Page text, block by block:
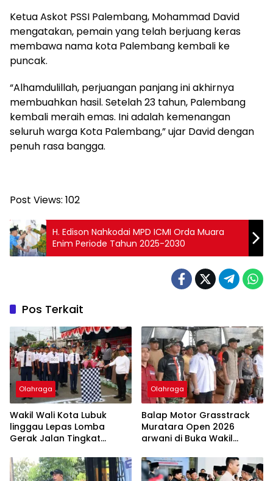
Ketua Askot PSSI Palembang, Mohammad David
mengatakan, pemain yang telah berjuang keras
membawa nama kota Palembang kembali ke
puncak.
“Alhamdulillah, perjuangan panjang ini akhirnya
membuahkan hasil. Setelah 23 tahun, Palembang
kembali meraih emas. Ini adalah kemenangan
seluruh warga Kota Palembang,” ujar David dengan
penuh rasa bangga.
Post Views: 102
H. Edison Nahkodai MPD ICMI Orda Muara
Enim Periode Tahun 2025-2030
Pos Terkait
Olahraga
Wakil Wali Kota Lubuk
linggau Lepas Lomba
Gerak Jalan Tingkat
ke-81 RI
Olahraga
Balap Motor Grasstrack
Muratara Open 2026
arwani di Buka Wakil